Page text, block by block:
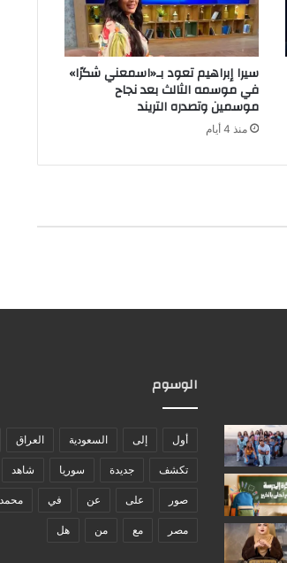
سيرا إبراهيم تعود بـ«اسمعني شكرًا»
في موسمه الثالث بعد نجاح
موسمين وتصدره التريند
منذ 4 أيام
الوسوم
أول إلى السعودية العراق
تكشف جديدة سوريا شاهد
صور على عن في محمد
مصر مع من هل